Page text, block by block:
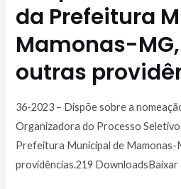
da Prefeitura
Mamonas-
outras
36-2023 – Dispõe sobre a
Organizadora do Processo Seletivo
Prefeitura Municipal de Mamonas-
providências.219 DownloadsBaixar